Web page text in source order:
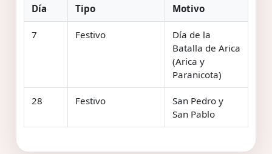
Día Tipo Motivo
7 Festivo
Día de la
Batalla de Arica
(Arica y
Paranicota)
28 Festivo
San Pedro y
San Pablo